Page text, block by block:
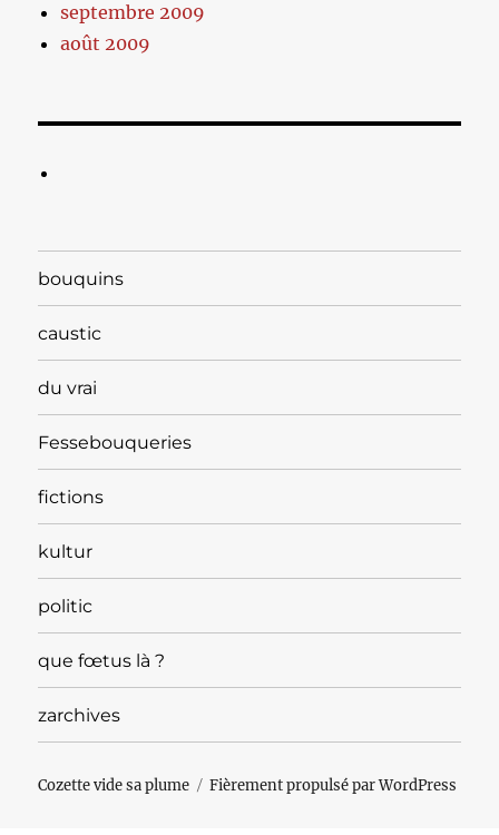
septembre 2009
août 2009
bouquins
caustic
du vrai
Fessebouqueries
fictions
kultur
politic
que fœtus là ?
zarchives
Cozette vide sa plume Fièrement propulsé par WordPress